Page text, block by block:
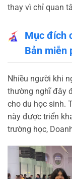
thay vì chỉ quan
Mục đích
Bản miễn
Nhiều người khi
thường nghĩ đây
cho du học sinh.
này được triển
trường học,